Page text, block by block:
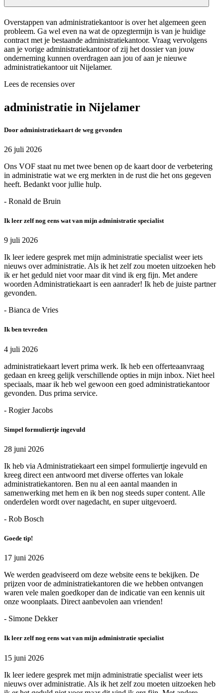
Overstappen van administratiekantoor is over het algemeen geen
probleem. Ga wel even na wat de opzegtermijn is van je huidige
contract met je bestaande administratiekantoor. Vraag vervolgens
aan je vorige administratiekantoor of zij het dossier van jouw
onderneming kunnen overdragen aan jou of aan je nieuwe
administratiekantoor uit Nijelamer.
Lees de recensies over
administratie in Nijelamer
Door administratiekaart de weg gevonden
26 juli 2026
Ons VOF staat nu met twee benen op de kaart door de verbetering
in administratie wat we erg merkten in de rust die het ons gegeven
heeft. Bedankt voor jullie hulp.
- Ronald de Bruin
Ik leer zelf nog eens wat van mijn administratie specialist
9 juli 2026
Ik leer iedere gesprek met mijn administratie specialist weer iets
nieuws over administratie. Als ik het zelf zou moeten uitzoeken heb
ik er het geduld niet voor maar dit vind ik erg fijn. Met andere
woorden Administratiekaart is een aanrader! Ik heb de juiste partner
gevonden.
- Bianca de Vries
Ik ben tevreden
4 juli 2026
administratiekaart levert prima werk. Ik heb een offerteaanvraag
gedaan en kreeg gelijk verschillende opties in mijn inbox. Niet heel
speciaals, maar ik heb wel gewoon een goed administratiekantoor
gevonden. Dus prima service.
- Rogier Jacobs
Simpel formuliertje ingevuld
28 juni 2026
Ik heb via Administratiekaart een simpel formuliertje ingevuld en
kreeg direct een antwoord met diverse offertes van lokale
administratiekantoren. Ben nu al een aantal maanden in
samenwerking met hem en ik ben nog steeds super content. Alle
onderdelen wordt over nagedacht, en super uitgevoerd.
- Rob Bosch
Goede tip!
17 juni 2026
We werden geadviseerd om deze website eens te bekijken. De
prijzen voor de administratiekantoren die we hebben ontvangen
waren vele malen goedkoper dan de indicatie van een kennis uit
onze woonplaats. Direct aanbevolen aan vrienden!
- Simone Dekker
Ik leer zelf nog eens wat van mijn administratie specialist
15 juni 2026
Ik leer iedere gesprek met mijn administratie specialist weer iets
nieuws over administratie. Als ik het zelf zou moeten uitzoeken heb